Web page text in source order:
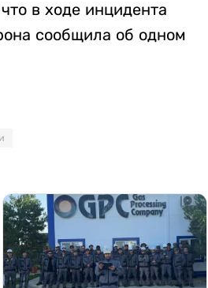
в ходе инцидента
сообщила об одном